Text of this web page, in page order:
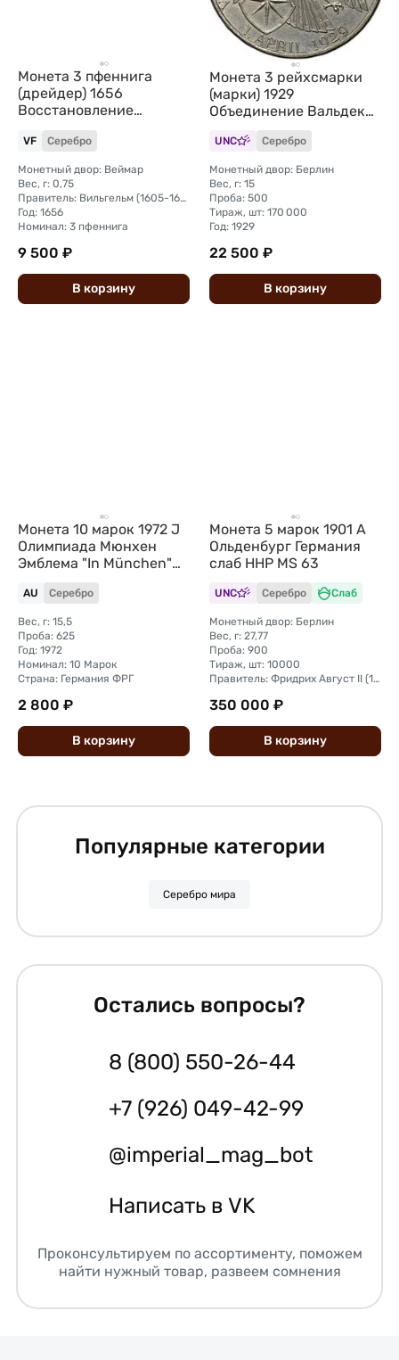
Монета 3 пфеннига
(дрейдер) 1656
Восстановление
герцогского дворца в
Веймаре Саксен-
Веймар
VF Серебро
Монетный двор: Веймар
Вес, г: 0,75
Правитель: Вильгельм (1605-1662)
Год: 1656
Номинал: 3 пфеннига
9 500 ₽
В корзину
Монета 3 рейхсмарки
(марки) 1929
Объединение Вальдека
и Пруссии Германия
UNC Серебро
Монетный двор: Берлин
Вес, г: 15
Проба: 500
Тираж, шт: 170 000
Год: 1929
22 500 ₽
В корзину
Монета 10 марок 1972 J
Олимпиада Мюнхен
Эмблема "In München"
Германия ФРГ
AU Серебро
Вес, г: 15,5
Проба: 625
Год: 1972
Номинал: 10 Марок
Страна: Германия ФРГ
2 800 ₽
В корзину
Монета 5 марок 1901 A
Ольденбург Германия
слаб ННР MS 63
UNC Серебро Слаб
Монетный двор: Берлин
Вес, г: 27,77
Проба: 900
Тираж, шт: 10000
Правитель: Фридрих Август II (1900—1918)
350 000 ₽
В корзину
Популярные категории
Серебро мира
Остались вопросы?
8 (800) 550-26-44
+7 (926) 049-42-99
@imperial_mag_bot
Написать в VK
Проконсультируем по ассортименту, поможем
найти нужный товар, развеем сомнения